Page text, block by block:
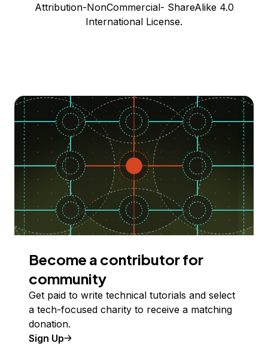
Attribution-NonCommercial- ShareAlike 4.0
International License.
Become a contributor for
community
Get paid to write technical tutorials and select
a tech-focused charity to receive a matching
donation.
Sign Up